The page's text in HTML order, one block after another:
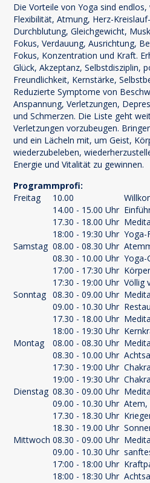
Die Vorteile von Yoga sind
Flexibilität, Atmung, Herz-
Durchblutung, Gleichgewicht,
Fokus, Verdauung, Ausrichtung,
Fokus, Konzentration und Kraft.
Glück, Akzeptanz, Selbstdisziplin,
Freundlichkeit, Kernstärke,
Reduzierte Symptome von
Anspannung, Verletzungen,
und Schmerzen. Die Liste geht
Verletzungen vorzubeugen.
und ein Lächeln mit, um Geist,
wiederzubeleben,
Energie und Vitalität zu gewinnen.
Programmprofi:
Freitag
10.00
14.00 - 15.00 Uhr
17.30 - 18.00 Uhr
18:00 - 19:30 Uhr Yoga-
Samstag 08.00 - 08.30 Uhr
08.30 - 10.00 Uhr Yoga-
17:00 - 17:30 Uhr
17:30 - 19:00 Uhr Völlig
Sonntag 08.30 - 09.00 Uhr
09.00 - 10.30 Uhr
17.30 - 18.00 Uhr
18:00 - 19:30 Uhr
Montag
08.00 - 08.30 Uhr
08.30 - 10.00 Uhr
17:30 - 19:00 Uhr
19:00 - 19:30 Uhr
Dienstag 08.30 - 09.00 Uhr
09.00 - 10.30 Uhr Atem,
17.30 - 18.30 Uhr
18.30 - 19.00 Uhr
Mittwoch 08.30 - 09.00 Uhr
09.00 - 10.30 Uhr
17:00 - 18:00 Uhr
18:00 - 18:30 Uhr